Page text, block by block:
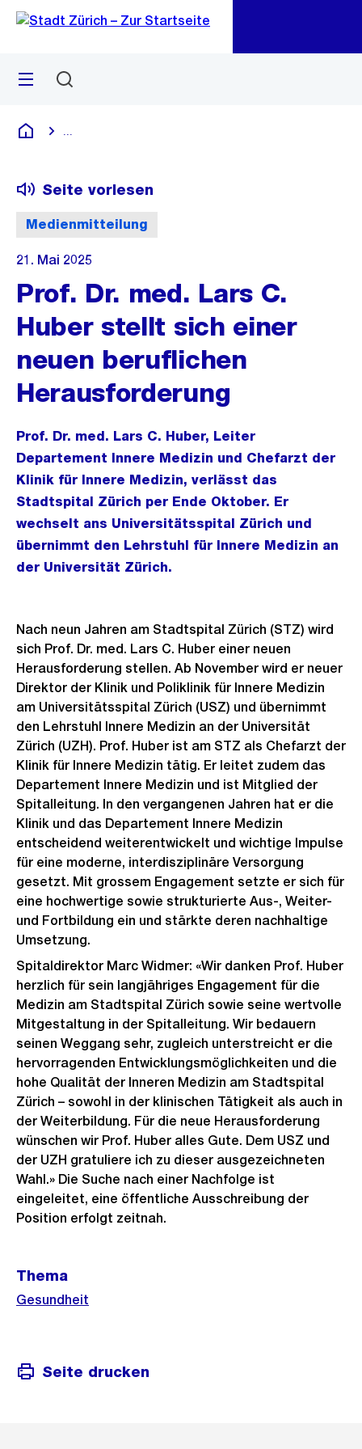
Navigation
Sprunglink
Menü
Deutsch
Medienmitteilung
Seite vorlesen
21. Mai 2025
Prof. Dr. med. Lars C.
Huber stellt sich einer
neuen beruflichen
Herausforderung
Prof. Dr. med. Lars C. Huber, Leiter
Departement Innere Medizin und Chefarzt der
Klinik für Innere Medizin, verlässt das
Stadtspital Zürich per Ende Oktober. Er
wechselt ans Universitätsspital Zürich und
übernimmt den Lehrstuhl für Innere Medizin an
der Universität Zürich.
Nach neun Jahren am Stadtspital Zürich (STZ) wird
sich Prof. Dr. med. Lars C. Huber einer neuen
Herausforderung stellen. Ab November wird er neuer
Direktor der Klinik und Poliklinik für Innere Medizin
am Universitätsspital Zürich (USZ) und übernimmt
den Lehrstuhl Innere Medizin an der Universität
Zürich (UZH). Prof. Huber ist am STZ als Chefarzt der
Klinik für Innere Medizin tätig. Er leitet zudem das
Departement Innere Medizin und ist Mitglied der
Spitalleitung. In den vergangenen Jahren hat er die
Klinik und das Departement Innere Medizin
entscheidend weiterentwickelt und wichtige Impulse
für eine moderne, interdisziplinäre Versorgung
gesetzt. Mit grossem Engagement setzte er sich für
eine hochwertige sowie strukturierte Aus-, Weiter-
und Fortbildung ein und stärkte deren nachhaltige
Umsetzung.
Spitaldirektor Marc Widmer: «Wir danken Prof. Huber
herzlich für sein langjähriges Engagement für die
Medizin am Stadtspital Zürich sowie seine wertvolle
Mitgestaltung in der Spitalleitung. Wir bedauern
seinen Weggang sehr, zugleich unterstreicht er die
hervorragenden Entwicklungsmöglichkeiten und die
hohe Qualität der Inneren Medizin am Stadtspital
Zürich – sowohl in der klinischen Tätigkeit als auch in
der Weiterbildung. Für die neue Herausforderung
wünschen wir Prof. Huber alles Gute. Dem USZ und
der UZH gratuliere ich zu dieser ausgezeichneten
Wahl.» Die Suche nach einer Nachfolge ist
eingeleitet, eine öffentliche Ausschreibung der
Position erfolgt zeitnah.
Weitere
Informationen
Thema
Gesundheit
Seite drucken